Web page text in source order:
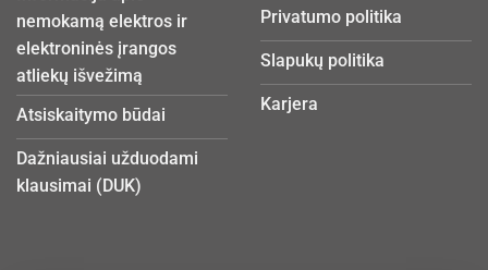
nemokamą elektros ir
elektroninės įrangos
atliekų išvežimą
Atsiskaitymo būdai
Dažniausiai užduodami
klausimai (DUK)
Privatumo politika
Slapukų politika
Karjera